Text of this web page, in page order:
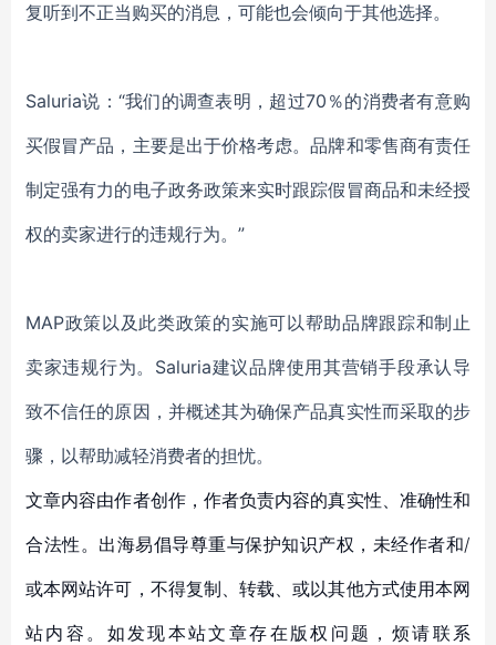
复听到不正当购买的消息，可能也会倾向于其他选择。
Saluria说：“我们的调查表明，超过70％的消费者有意购
买假冒产品，主要是出于价格考虑。品牌和零售商有责任
制定强有力的电子政务政策来实时跟踪假冒商品和未经授
权的卖家进行的违规行为。 ”
MAP政策以及此类政策的实施可以帮助品牌跟踪和制止
卖家违规行为。Saluria建议品牌使用其营销手段承认导
致不信任的原因，并概述其为确保产品真实性而采取的步
骤 ， 以帮助减轻消费者的担忧。
文章内容由作者创作，作者负责内容的真实性、准确性和
合法性。出海易倡导尊重与保护知识产权，未经作者和/
或本网站许可，不得复制、转载、或以其他方式使用本网
站内容。如发现本站文章存在版权问题，烦请联系